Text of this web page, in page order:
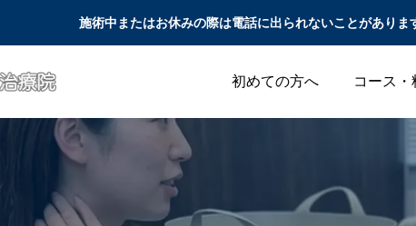
施術中またはお休みの際は電話に出られないことがありま
初めての方へ コース・